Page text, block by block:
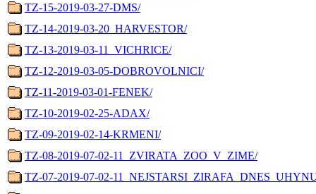
TZ-15-2019-03-27-DMS/
TZ-14-2019-03-20_HARVESTOR/
TZ-13-2019-03-11_VICHRICE/
TZ-12-2019-03-05-DOBROVOLNICI/
TZ-11-2019-03-01-FENEK/
TZ-10-2019-02-25-ADAX/
TZ-09-2019-02-14-KRMENI/
TZ-08-2019-07-02-11_ZVIRATA_ZOO_V_ZIME/
TZ-07-2019-07-02-